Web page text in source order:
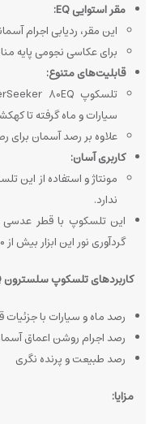
مقر استوایی EQ:
این مقر، ردیابی اجرام
برای عکاسی نجومی پایه
قابلیت‌های متنوع:
سیارات و ماه گرفته تا
علاوه بر رصد آسمان
کاربری آسان:
مونتاژ و استفاده از این
ندارد.
گردآوری نور این ابزار بیش از ۱۳۰ برابر چشم غیرمسلح انسان باشد.
کاربردهای تلسکوپ سلسترون PowerSeeker 80EQ:
رصد ماه و سیارات با جزئیات
رصد اجرام روشن اعماق
رصد طبیعت و پرنده نگری
مزایا: